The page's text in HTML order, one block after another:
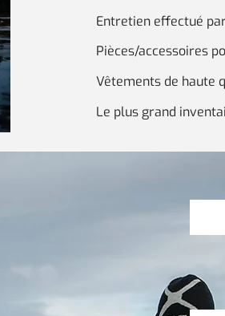
Entretien effectué
Pièces/accessoires
Vêtements de haute
Le plus grand